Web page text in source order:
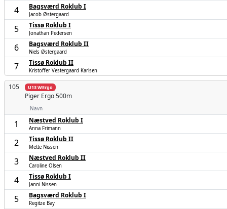
4 Bagsværd Roklub I
Jacob Østergaard
5 Tissø Roklub I
Jonathan Pedersen
6 Bagsværd Roklub II
Niels Østergaard
7 Tissø Roklub II
Kristoffer Vestergaard Karlsen
105 U13 WErgo
Piger Ergo 500m
Navn
1 Næstved Roklub I
Anna Frimann
2 Tissø Roklub II
Mette Nissen
3 Næstved Roklub II
Caroline Olsen
4 Tissø Roklub I
Janni Nissen
5 Bagsværd Roklub I
Regitze Bay